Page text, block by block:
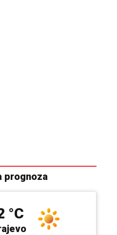
prognoza
°C